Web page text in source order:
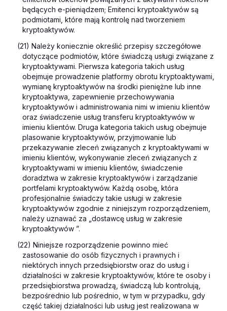
będących e-pieniądzem; Emitenci kryptoaktywów są
podmiotami, które mają kontrolę nad tworzeniem
kryptoaktywów.
(21) Należy koniecznie określić przepisy szczegółowe
dotyczące podmiotów, które świadczą usługi związane z
kryptoaktywami. Pierwsza kategoria takich usług
obejmuje prowadzenie platformy obrotu kryptoaktywami,
wymianę kryptoaktywów na środki pieniężne lub inne
kryptoaktywa, zapewnienie przechowywania
kryptoaktywów i administrowania nimi w imieniu klientów
oraz świadczenie usług transferu kryptoaktywów w
imieniu klientów. Druga kategoria takich usług obejmuje
plasowanie kryptoaktywów, przyjmowanie lub
przekazywanie zleceń związanych z kryptoaktywami w
imieniu klientów, wykonywanie zleceń związanych z
kryptoaktywami w imieniu klientów, świadczenie
doradztwa w zakresie kryptoaktywów i zarządzanie
portfelami kryptoaktywów. Każdą osobę, która
profesjonalnie świadczy takie usługi w zakresie
kryptoaktywów zgodnie z niniejszym rozporządzeniem,
należy uznawać za „dostawcę usług w zakresie
kryptoaktywów ”.
(22) Niniejsze rozporządzenie powinno mieć
zastosowanie do osób fizycznych i prawnych i
niektórych innych przedsiębiorstw oraz do usług i
działalności w zakresie kryptoaktywów, które te osoby i
przedsiębiorstwa prowadzą, świadczą lub kontrolują,
bezpośrednio lub pośrednio, w tym w przypadku, gdy
część takiej działalności lub usług jest realizowana w